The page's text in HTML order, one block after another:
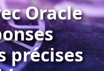
Oracle
précises